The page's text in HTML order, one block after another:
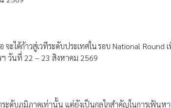
ะได้ก้าวสู่เวทีระดับประเทศใน รอบ National Round
วันที่ 22 – 23 สิงหาคม 2569
ระดับภูมิภาคเท่านั้น แต่ยังเป็นกลไกสำคัญในการเฟ้น